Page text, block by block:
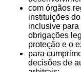
com órgãos
instituições
inclusive
obrigações
proteção e o
para
decisões de